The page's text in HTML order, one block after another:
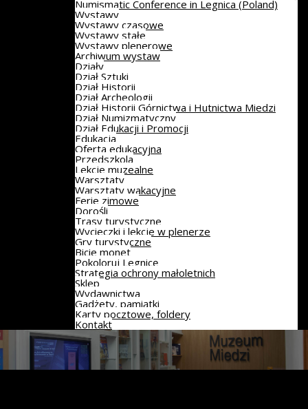
Numismatic Conference in Legnica (Poland)
Wystawy
Wystawy czasowe
Wystawy stałe
Wystawy plenerowe
Archiwum wystaw
Działy
Dział Sztuki
Dział Historii
Dział Archeologii
Dział Historii Górnictwa i Hutnictwa Miedzi
Dział Numizmatyczny
Dział Edukacji i Promocji
Edukacja
Oferta edukacyjna
Przedszkola
Lekcje muzealne
Warsztaty
Warsztaty wakacyjne
Ferie zimowe
Dorośli
Trasy turystyczne
Wycieczki i lekcje w plenerze
Gry turystyczne
Bicie monet
Pokoloruj Legnicę
Strategia ochrony małoletnich
Sklep
Wydawnictwa
Gadżety, pamiątki
Karty pocztowe, foldery
Kontakt